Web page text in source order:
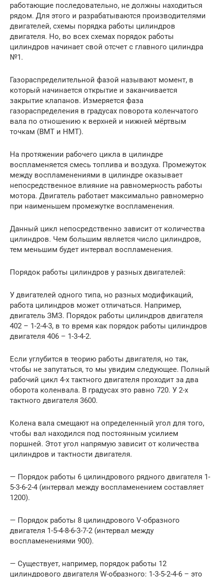
работающие последовательно, не должны находиться
рядом. Для этого и разрабатываются производителями
двигателей, схемы порядка работы цилиндров
двигателя. Но, во всех схемах порядок работы
цилиндров начинает свой отсчет с главного цилиндра
№1.
Газораспределительной фазой называют момент, в
который начинается открытие и заканчивается
закрытие клапанов. Измеряется фаза
газораспределения в градусах поворота коленчатого
вала по отношению к верхней и нижней мёртвым
точкам (ВМТ и НМТ).
На протяжении рабочего цикла в цилиндре
воспламеняется смесь топлива и воздуха. Промежуток
между воспламенениями в цилиндре оказывает
непосредственное влияние на равномерность работы
мотора. Двигатель работает максимально равномерно
при наименьшем промежутке воспламенения.
Данный цикл непосредственно зависит от количества
цилиндров. Чем большим является число цилиндров,
тем меньшим будет интервал воспламенения.
Порядок работы цилиндров у разных двигателей:
У двигателей одного типа, но разных модификаций,
работа цилиндров может отличаться. Например,
двигатель ЗМЗ. Порядок работы цилиндров двигателя
402 – 1-2-4-3, в то время как порядок работы цилиндров
двигателя 406 – 1-3-4-2.
Если углубится в теорию работы двигателя, но так,
чтобы не запутаться, то мы увидим следующее. Полный
рабочий цикл 4-х тактного двигателя проходит за два
оборота коленвала. В градусах это равно 720. У 2-х
тактного двигателя 3600.
Колена вала смещают на определенный угол для того,
чтобы вал находился под постоянным усилием
поршней. Этот угол напрямую зависит от количества
цилиндров и тактности двигателя.
— Порядок работы 6 цилиндрового рядного двигателя 1-
5-3-6-2-4 (интервал между воспламенением составляет
1200).
— Порядок работы 8 цилиндрового V-образного
двигателя 1-5-4-8-6-3-7-2 (интервал между
воспламенениями 900).
— Существует, например, порядок работы 12
цилиндрового двигателя W-образного: 1-3-5-2-4-6 – это